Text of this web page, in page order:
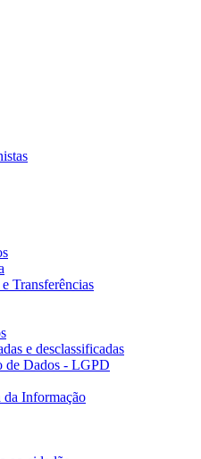
Transferências
e desclassificadas
de Dados - LGPD
da Informação